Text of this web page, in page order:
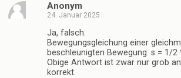
Anonym
24. Januar 2025
Ja, falsch.
Bewegungsgleichung einer
beschleunigten Bewegung: s = 1/2
Obige Antwort ist zwar nur grob
korrekt.